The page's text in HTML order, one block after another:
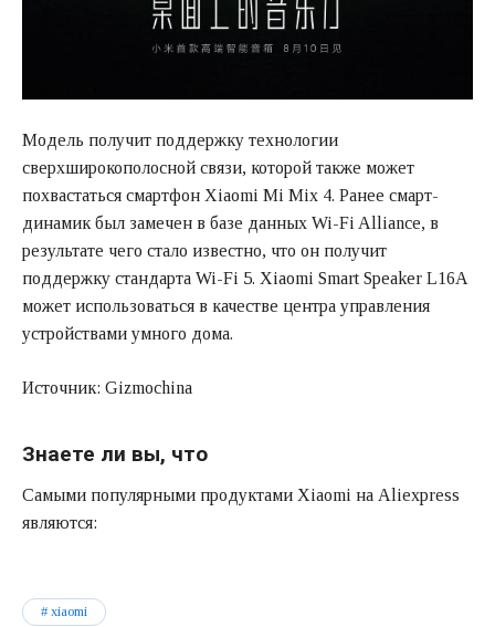
Модель получит поддержку технологии
сверхширокополосной связи, которой также может
похвастаться смартфон Xiaomi Mi Mix 4. Ранее смарт-
динамик был замечен в базе данных Wi-Fi Alliance, в
результате чего стало известно, что он получит
поддержку стандарта Wi-Fi 5. Xiaomi Smart Speaker L16A
может использоваться в качестве центра управления
устройствами умного дома.
Источник: Gizmochina
Знаете ли вы, что
Самыми популярными продуктами Xiaomi на Aliexpress
являются:
xiaomi